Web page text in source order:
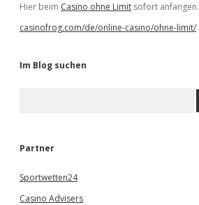
Hier beim Casino ohne Limit sofort anfangen.
casinofrog.com/de/online-casino/ohne-limit/
Im Blog suchen
e
Partner
Sportwetten24
Casino Advisers